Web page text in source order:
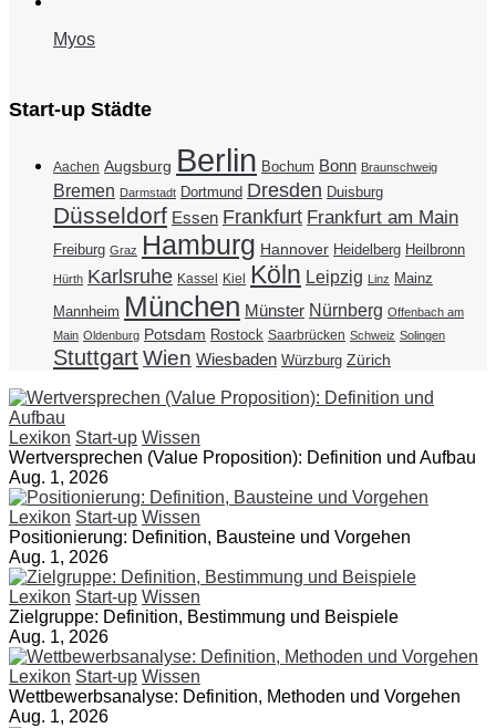
Myos
Start-up Städte
Aachen Augsburg Berlin Bochum Bonn Braunschweig
Bremen Darmstadt Dortmund Dresden Duisburg
Düsseldorf Essen Frankfurt Frankfurt am Main
Freiburg Graz Hamburg Hannover Heidelberg Heilbronn
Hürth Karlsruhe Kassel Kiel Köln Leipzig Linz Mainz
Mannheim München Münster Nürnberg Offenbach am
Main Oldenburg Potsdam Rostock Saarbrücken Schweiz Solingen
StuttgartWien Wiesbaden Würzburg Zürich
Lexikon Start-up Wissen
Wertversprechen (Value Proposition): Definition und Aufbau
Aug. 1, 2026
Lexikon Start-up Wissen
Positionierung: Definition, Bausteine und Vorgehen
Aug. 1, 2026
Lexikon Start-up Wissen
Zielgruppe: Definition, Bestimmung und Beispiele
Aug. 1, 2026
Lexikon Start-up Wissen
Wettbewerbsanalyse: Definition, Methoden und Vorgehen
Aug. 1, 2026